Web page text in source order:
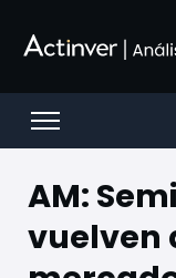
Open menu
AM:
vuelven